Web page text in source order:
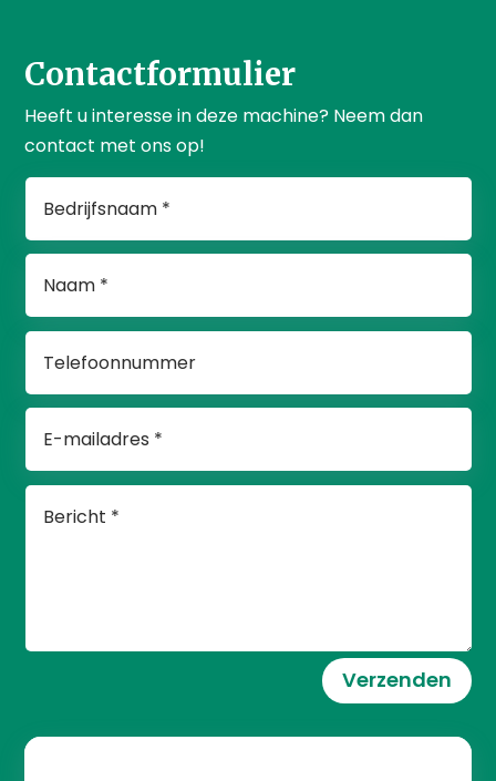
Contactformulier
Heeft u interesse in deze machine? Neem dan
contact met ons op!
Verzenden